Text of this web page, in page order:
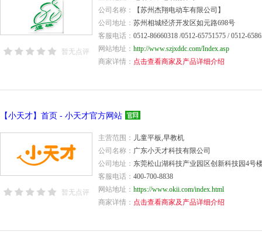
暂无点评
公司名称：
【苏州杰翔电动车有限公司】
公司地址：苏州相城经济开发区如元路698号
客服电话：0512-86660318 /0512-65751575 / 0512-
网站地址：http://www.szjxddc.com/Index.asp
商家详情： 点击查看商家及产品详细介绍
【小天才】首页 - 小天才官方网站
暂无点评
主营范围： 儿童平板,早教机
公司名称： 广东小天才科技有限公司
公司地址： 东莞松山湖科技产业园区创新科技园4号
客服电话：400-700-8838
网站地址：https://www.okii.com/index.html
商家详情： 点击查看商家及产品详细介绍